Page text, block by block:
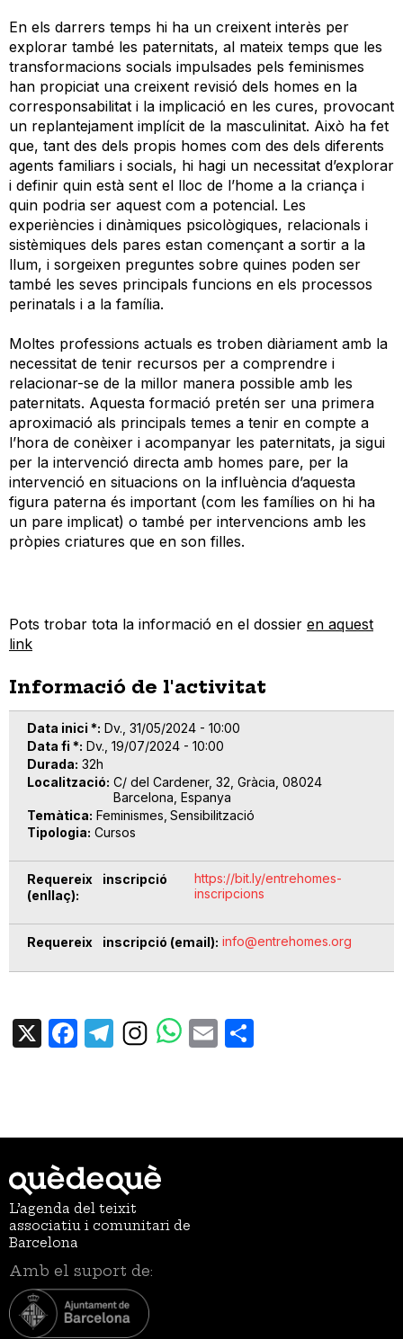
En els darrers temps hi ha un creixent interès per
explorar també les paternitats, al mateix temps que les
transformacions socials impulsades pels feminismes
han propiciat una creixent revisió dels homes en la
corresponsabilitat i la implicació en les cures, provocant
un replantejament implícit de la masculinitat. Això ha fet
que, tant des dels propis homes com des dels diferents
agents familiars i socials, hi hagi un necessitat d’explorar
i definir quin està sent el lloc de l’home a la criança i
quin podria ser aquest com a potencial. Les
experiències i dinàmiques psicològiques, relacionals i
sistèmiques dels pares estan començant a sortir a la
llum, i sorgeixen preguntes sobre quines poden ser
també les seves principals funcions en els processos
perinatals i a la família.
Moltes professions actuals es troben diàriament amb la
necessitat de tenir recursos per a comprendre i
relacionar-se de la millor manera possible amb les
paternitats. Aquesta formació pretén ser una primera
aproximació als principals temes a tenir en compte a
l’hora de conèixer i acompanyar les paternitats, ja sigui
per la intervenció directa amb homes pare, per la
intervenció en situacions on la influència d’aquesta
figura paterna és important (com les famílies on hi ha
un pare implicat) o també per intervencions amb les
pròpies criatures que en son filles.
Pots trobar tota la informació en el dossier en aquest
link
Informació de l'activitat
Data inici * Dv., 31/05/2024 - 10:00
Data fi * Dv., 19/07/2024 - 10:00
Durada 32h
Localització C/ del Cardener, 32, Gràcia, 08024
Barcelona, Espanya
Temàtica Feminismes Sensibilització
Tipologia Cursos
Requereix inscripció
(enllaç)
https://bit.ly/entrehomes-
inscripcions
Requereix inscripció (email) info@entrehomes.org
X Facebook
TelegramEmail
L’agenda del teixit
associatiu i comunitari de
Barcelona
Amb el suport de: